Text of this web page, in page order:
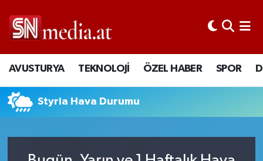
AVUSTURYA TEKNOLOJİ ÖZEL HABER SPOR
Styria Hava Durumu